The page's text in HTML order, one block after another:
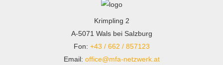
Krimpling 2
A-5071 Wals bei Salzburg
Fon: +43 / 662 / 857123
Email: office@mfa-netzwerk.at